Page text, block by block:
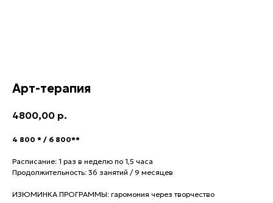
Арт-терапия
4800,00 р.
4 800 * / 6 800**
Расписание: 1 раз в неделю по 1,5 часа
Продолжительность: 36 занятий / 9 месяцев
ИЗЮМИНКА ПРОГРАММЫ: гаромония через творчество